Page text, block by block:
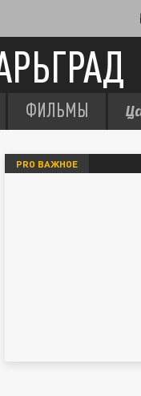
ФИЛЬМЫ
PRO ВАЖНОЕ